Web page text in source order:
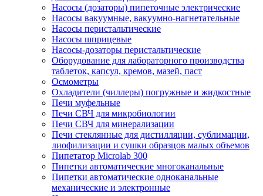
Насосы (дозаторы) пипеточные электрические
Насосы вакуумные, вакуумно-нагнетательные
Насосы перистальтические
Насосы шприцевые
Насосы-дозаторы перистальтические
Оборудование для лабораторного производства
таблеток, капсул, кремов, мазей, паст
Осмометры
Охладители (чиллеры) погружные и жидкостные
Печи муфельные
Печи СВЧ для микробиологии
Печи СВЧ для минерализации
Печи стеклянные для дистилляции, сублимации,
лиофилизации и сушки образцов малых объемов
Пипетатор Microlab 300
Пипетки автоматические многоканальные
Пипетки автоматические одноканальные
механические и электронные